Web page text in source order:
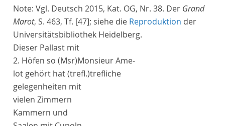
Note: Vgl. Deutsch 2015, Kat. OG, Nr. 38. Der Grand
Marot, S. 463, Tf. [47]; siehe die Reproduktion der
Universitätsbibliothek Heidelberg.
Dieser Pallast mit
2. Höfen so (Msr)MonsieurAme-
lot gehört hat(trefl.)trefliche
gelegenheiten mit
vielen Zimmern
Kammern und